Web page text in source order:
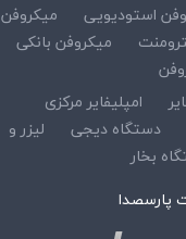
استودیویی
میکروفن
میکروفن بانکی
امپلیفایر مرکزی
دستگاه دیجی
لیزر و
بخار
پارسصدا